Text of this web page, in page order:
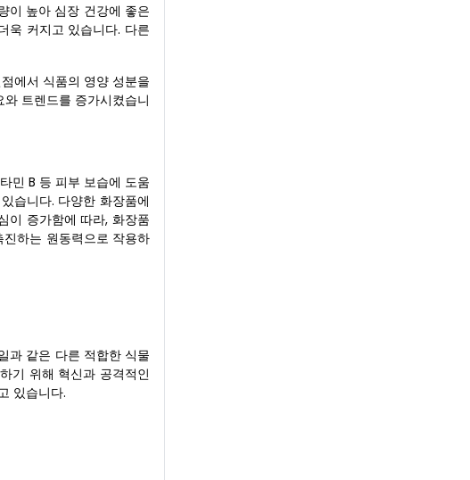
이 높아 심장 건강에 좋은
욱 커지고 있습니다. 다른
에서 식품의 영양 성분을
트렌드를 증가시켰습니
민 B 등 피부 보습에 도움
습니다. 다양한 화장품에
이 증가함에 따라, 화장품
하는 원동력으로 작용하
과 같은 다른 적합한 식물
기 위해 혁신과 공격적인
있습니다.